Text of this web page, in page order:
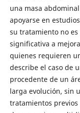
una masa
apoyarse en
su tratamiento no
significativa a
quienes requieren
describe el caso de
procedente de un
larga evolución, sin
tratamientos